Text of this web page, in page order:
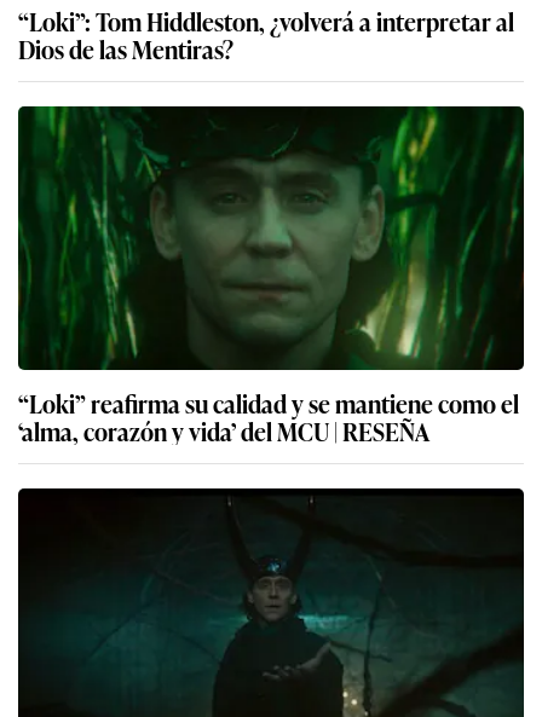
“Loki”: Tom Hiddleston, ¿volverá a interpretar al
Dios de las Mentiras?
“Loki” reafirma su calidad y se mantiene como el
‘alma, corazón y vida’ del MCU | RESEÑA